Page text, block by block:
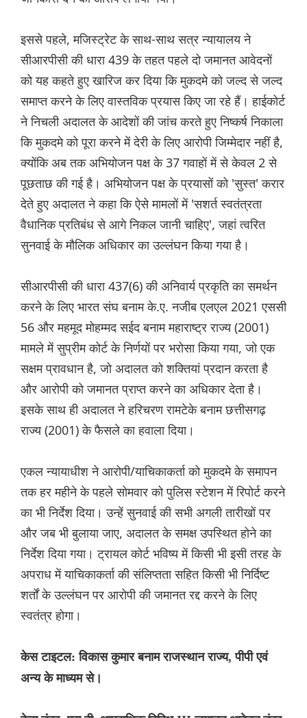
इससे पहले, मजिस्ट्रेट के साथ-साथ सत्र न्यायालय ने
सीआरपीसी की धारा 439 के तहत पहले दो जमानत आवेदनों
को यह कहते हुए खारिज कर दिया कि मुकदमे को जल्द से जल्द
समाप्त करने के लिए वास्तविक प्रयास किए जा रहे हैं। हाईकोर्ट
ने निचली अदालत के आदेशों की जांच करते हुए निष्कर्ष निकाला
कि मुकदमे को पूरा करने में देरी के लिए आरोपी जिम्मेदार नहीं है,
क्योंकि अब तक अभियोजन पक्ष के 37 गवाहों में से केवल 2 से
पूछताछ की गई है। अभियोजन पक्ष के प्रयासों को 'सुस्त' करार
देते हुए अदालत ने कहा कि ऐसे मामलों में 'सशर्त स्वतंत्रता
वैधानिक प्रतिबंध से आगे निकल जानी चाहिए', जहां त्वरित
सुनवाई के मौलिक अधिकार का उल्लंघन किया गया है।
सीआरपीसी की धारा 437(6) की अनिवार्य प्रकृति का समर्थन
करने के लिए भारत संघ बनाम के.ए. नजीब एलएल 2021 एससी
56 और महमूद मोहम्मद सईद बनाम महाराष्ट्र राज्य (2001)
मामले में सुप्रीम कोर्ट के निर्णयों पर भरोसा किया गया, जो एक
सक्षम प्रावधान है, जो अदालत को शक्तियां प्रदान करता है
और आरोपी को जमानत प्राप्त करने का अधिकार देता है।
इसके साथ ही अदालत ने हरिचरण रामटेके बनाम छत्तीसगढ़
राज्य (2001) के फैसले का हवाला दिया।
एकल न्यायाधीश ने आरोपी/याचिकाकर्ता को मुकदमे के समापन
तक हर महीने के पहले सोमवार को पुलिस स्टेशन में रिपोर्ट करने
का भी निर्देश दिया। उन्हें सुनवाई की सभी अगली तारीखों पर
और जब भी बुलाया जाए, अदालत के समक्ष उपस्थित होने का
निर्देश दिया गया। ट्रायल कोर्ट भविष्य में किसी भी इसी तरह के
अपराध में याचिकाकर्ता की संलिप्तता सहित किसी भी निर्दिष्ट
शर्तों के उल्लंघन पर आरोपी की जमानत रद्द करने के लिए
स्वतंत्र होगा।
केस टाइटल: विकास कुमार बनाम राजस्थान राज्य, पीपी एवं
अन्य के माध्यम से।